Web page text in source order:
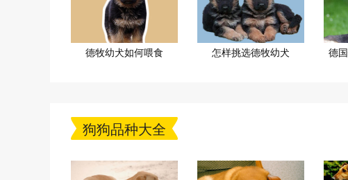
德牧幼犬如何喂食 怎样挑选德牧幼犬 德
狗狗品种大全